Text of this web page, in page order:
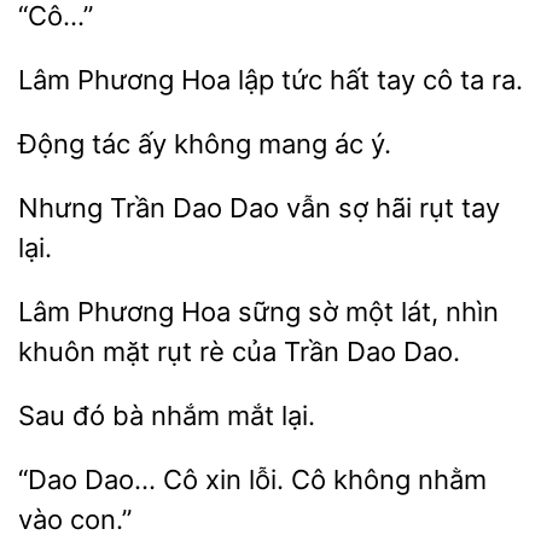
“Cô…”
Lâm lập tức tay cô ta ra.
ấy không ác ý.
Nhưng Trần Dao vẫn hãi
tay
lại.
Lâm Phương Hoa sững
một lát, nhìn
khuôn
rụt của Trần Dao Dao.
Sau đó lại.
Cô xin lỗi. Cô không nhằm
con.”